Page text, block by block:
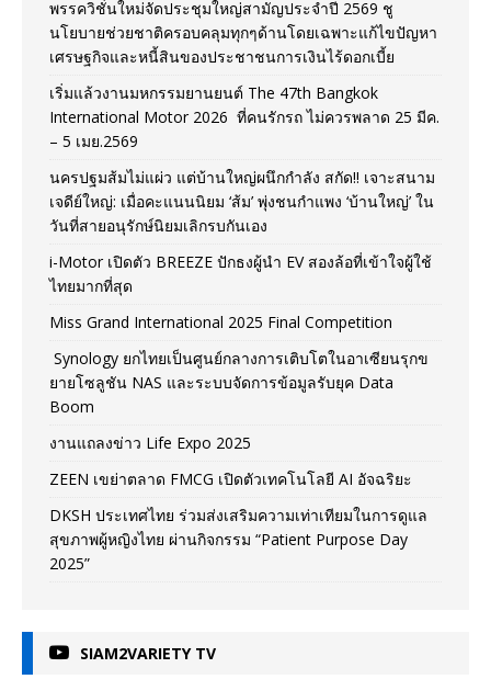
พรรควิชั่นใหม่จัดประชุมใหญ่สามัญประจำปี 2569 ชู
นโยบายช่วยชาติครอบคลุมทุกๆด้านโดยเฉพาะแก้ไขปัญหา
เศรษฐกิจและหนี้สินของประชาชนการเงินไร้ดอกเบี้ย
เริ่มแล้วงานมหกรรมยานยนต์ The 47th Bangkok
International Motor 2026 ที่คนรักรถ ไม่ควรพลาด 25 มีค.
– 5 เมย.2569
นครปฐมส้มไม่แผ่ว แต่บ้านใหญ่ผนึกกำลัง สกัด!! เจาะสนาม
เจดีย์ใหญ่: เมื่อคะแนนนิยม ‘ส้ม’ พุ่งชนกำแพง ‘บ้านใหญ่’ ใน
วันที่สายอนุรักษ์นิยมเลิกรบกันเอง
i-Motor เปิดตัว BREEZE ปักธงผู้นำ EV สองล้อที่เข้าใจผู้ใช้
ไทยมากที่สุด
Miss Grand International 2025 Final Competition
Synology ยกไทยเป็นศูนย์กลางการเติบโตในอาเซียนรุกข
ยายโซลูชัน NAS และระบบจัดการข้อมูลรับยุค Data
Boom
งานแถลงข่าว Life Expo 2025
ZEEN เขย่าตลาด FMCG เปิดตัวเทคโนโลยี AI อัจฉริยะ
DKSH ประเทศไทย ร่วมส่งเสริมความเท่าเทียมในการดูแล
สุขภาพผู้หญิงไทย ผ่านกิจกรรม “Patient Purpose Day
2025”
SIAM2VARIETY TV